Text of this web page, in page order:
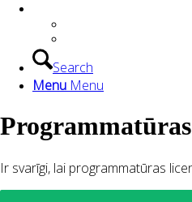
Search
Menu Menu
Ir svarīgi, lai programmatūras